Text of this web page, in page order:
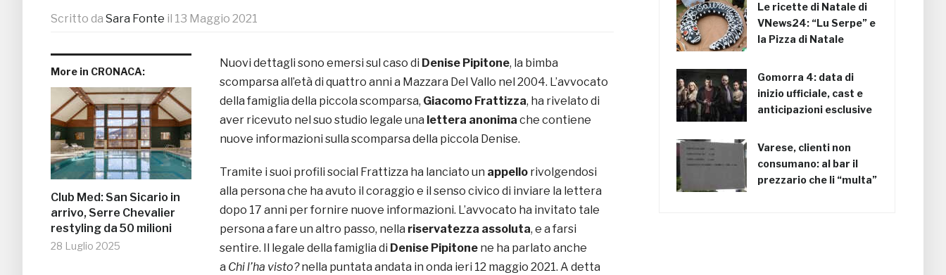
Scritto da Sara Fonte il 13 Maggio 2021
More in CRONACA:
Club Med: San Sicario in
arrivo, Serre Chevalier
restyling da 50 milioni
28 Luglio 2025
Nuovi dettagli sono emersi sul caso di Denise Pipitone, la bimba
scomparsa all’età di quattro anni a Mazzara Del Vallo nel 2004. L’avvocato
della famiglia della piccola scomparsa, Giacomo Frattizza, ha rivelato di
aver ricevuto nel suo studio legale una lettera anonima che contiene
nuove informazioni sulla scomparsa della piccola Denise.
Tramite i suoi profili social Frattizza ha lanciato un appello rivolgendosi
alla persona che ha avuto il coraggio e il senso civico di inviare la lettera
dopo 17 anni per fornire nuove informazioni. L’avvocato ha invitato tale
persona a fare un altro passo, nella riservatezza assoluta, e a farsi
sentire. Il legale della famiglia di Denise Pipitone ne ha parlato anche
a Chi l’ha visto?nella puntata andata in onda ieri 12 maggio 2021. A detta
Le ricette di Natale di
VNews24: “Lu Serpe” e
la Pizza di Natale
Gomorra 4: data di
inizio ufficiale, cast e
anticipazioni esclusive
Varese, clienti non
consumano: al bar il
prezzario che li “multa”